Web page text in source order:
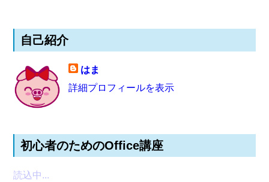
自己紹介
はま
詳細プロフィールを表示
初心者のためのOffice講座
読込中...